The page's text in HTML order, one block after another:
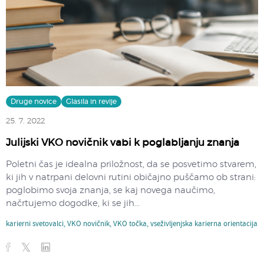
Druge novice Glasila in revije
25. 7. 2022
Julijski VKO novičnik vabi k poglabljanju znanja
Poletni čas je idealna priložnost, da se posvetimo stvarem,
ki jih v natrpani delovni rutini običajno puščamo ob strani:
poglobimo svoja znanja, se kaj novega naučimo,
načrtujemo dogodke, ki se jih...
karierni svetovalci,VKO novičnik,VKO točka,vseživljenjska karierna orientacija